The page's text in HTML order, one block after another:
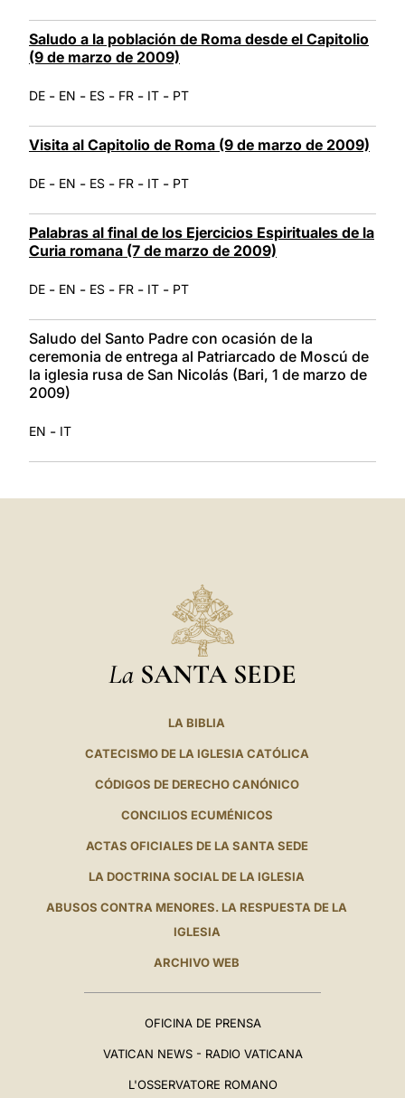
Saludo a la población de Roma desde el Capitolio
(9 de marzo de 2009)
DE - EN - ES - FR - IT - PT
Visita al Capitolio de Roma (9 de marzo de 2009)
DE - EN - ES - FR - IT - PT
Palabras al final de los Ejercicios Espirituales de la
Curia romana (7 de marzo de 2009)
DE - EN - ES - FR - IT - PT
Saludo del Santo Padre con ocasión de la
ceremonia de entrega al Patriarcado de Moscú de
la iglesia rusa de San Nicolás (Bari, 1 de marzo de
2009)
EN - IT
La SANTA SEDE
LA BIBLIA
CATECISMO DE LA IGLESIA CATÓLICA
CÓDIGOS DE DERECHO CANÓNICO
CONCILIOS ECUMÉNICOS
ACTAS OFICIALES DE LA SANTA SEDE
LA DOCTRINA SOCIAL DE LA IGLESIA
ABUSOS CONTRA MENORES. LA RESPUESTA DE LA
IGLESIA
ARCHIVO WEB
OFICINA DE PRENSA
VATICAN NEWS - RADIO VATICANA
L'OSSERVATORE ROMANO